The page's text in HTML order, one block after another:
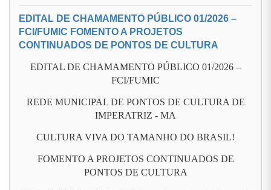
EDITAL DE CHAMAMENTO PÚBLICO 01/2026 –
FCI/FUMIC FOMENTO A PROJETOS
CONTINUADOS DE PONTOS DE CULTURA
EDITAL DE CHAMAMENTO PÚBLICO 01/2026 –
FCI/FUMIC
REDE MUNICIPAL DE PONTOS DE CULTURA DE
IMPERATRIZ - MA
CULTURA VIVA DO TAMANHO DO BRASIL!
FOMENTO A PROJETOS CONTINUADOS DE
PONTOS DE CULTURA